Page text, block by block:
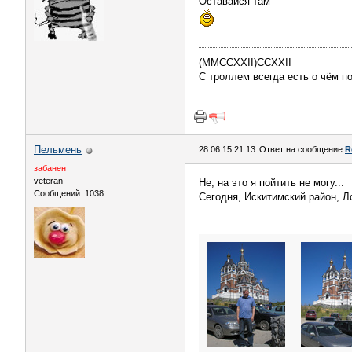
(MMCCXXII)CCXXII
С троллем всегда есть о чём
Пельмень
забанен
veteran
Сообщений: 1038
28.06.15 21:13 Ответ на сообщение
Не, на это я пойтить не могу...
Сегодня, Искитимский район,